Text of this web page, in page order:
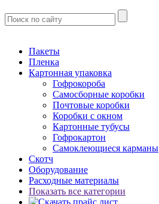
Пакеты
Пленка
Картонная упаковка
Гофрокороба
Самосборные коробки
Почтовые коробки
Коробки с окном
Картонные тубусы
Гофрокартон
Самоклеющиеся карманы
Скотч
Оборудование
Расходные материалы
Показать все категории